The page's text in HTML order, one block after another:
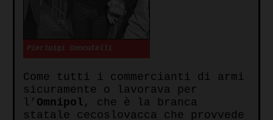
Pierluigi Concutelli
Come tutti i commercianti di armi
sicuramente o lavorava per
l’ Omnipol , che è la branca
statale cecoslovacca che provvede